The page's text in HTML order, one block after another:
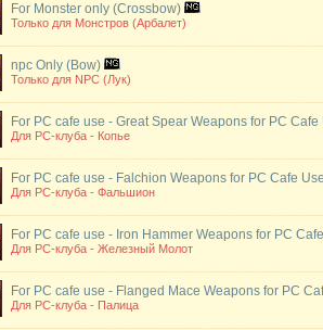
For Monster only (Crossbow)
Только для Монстров (Арбалет)
npc Only (Bow)
Только для NPC (Лук)
For PC cafe use - Great Spear Weapons for PC Cafe
Для РС-клуба - Копье
For PC cafe use - Falchion Weapons for PC Cafe
Для РС-клуба - Фальшион
For PC cafe use - Iron Hammer Weapons for PC
Для РС-клуба - Железный Молот
For PC cafe use - Flanged Mace Weapons for PC
Для РС-клуба - Палица